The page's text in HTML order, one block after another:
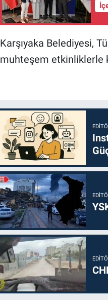
Karşıyaka Belediyesi,
muhteşem etkinliklerle